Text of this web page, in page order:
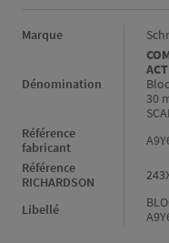
Informations générales
Marque
Dénomination
30
Référence
fabricant
Référence
RICHARDSON
Libellé